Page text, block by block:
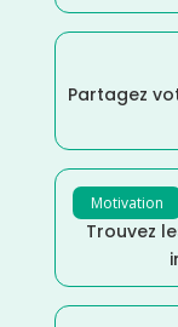
Partagez
Motivation
Trouvez